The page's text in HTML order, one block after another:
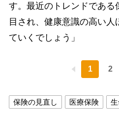
す。最近のトレンドである
目され、健康意識の高い人
ていくでしょう」
1 2
保険の見直し 医療保険